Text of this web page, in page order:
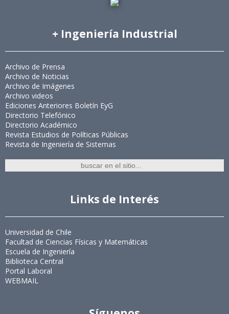
+ Ingeniería Industrial
Archivo de Prensa
Archivo de Noticias
Archivo de Imágenes
Archivo videos
Ediciones Anteriores Boletín EyG
Directorio Telefónico
Directorio Académico
Revista Estudios de Políticas Públicas
Revista de Ingeniería de Sistemas
Links de Interés
Universidad de Chile
Facultad de Ciencias Físicas y Matemáticas
Escuela de Ingeniería
Biblioteca Central
Portal Laboral
WEBMAIL